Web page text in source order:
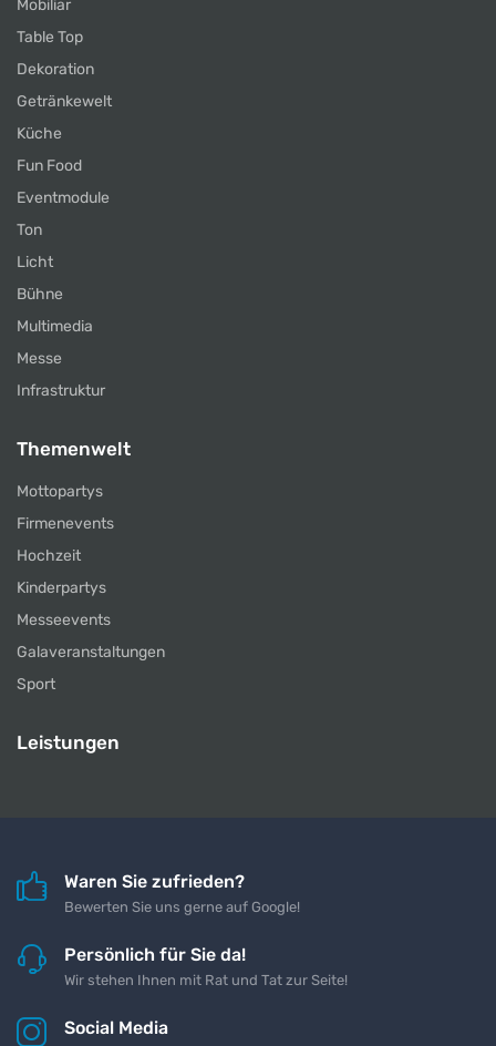
Mobiliar
Table Top
Dekoration
Getränkewelt
Küche
Fun Food
Eventmodule
Ton
Licht
Bühne
Multimedia
Messe
Infrastruktur
Themenwelt
Mottopartys
Firmenevents
Hochzeit
Kinderpartys
Messeevents
Galaveranstaltungen
Sport
Leistungen
Waren Sie zufrieden?
Bewerten Sie uns gerne auf Google!
Persönlich für Sie da!
Wir stehen Ihnen mit Rat und Tat zur Seite!
Social Media